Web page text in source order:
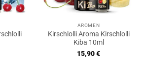
AROMEN
Kirschlolli Aroma Kirschlolli
Kiba 10ml
15,90€